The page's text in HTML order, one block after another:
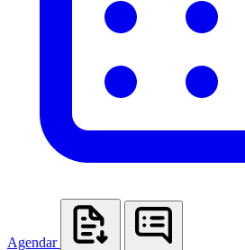
Agendar